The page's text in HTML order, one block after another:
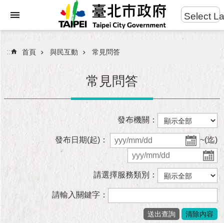
進
搜
市
隊
Select
::: 首頁 與民互動 常見問答
常見問答
發布機關：
發布日期(起)： ~(迄)
請選擇服務類別：
請輸入關鍵字：